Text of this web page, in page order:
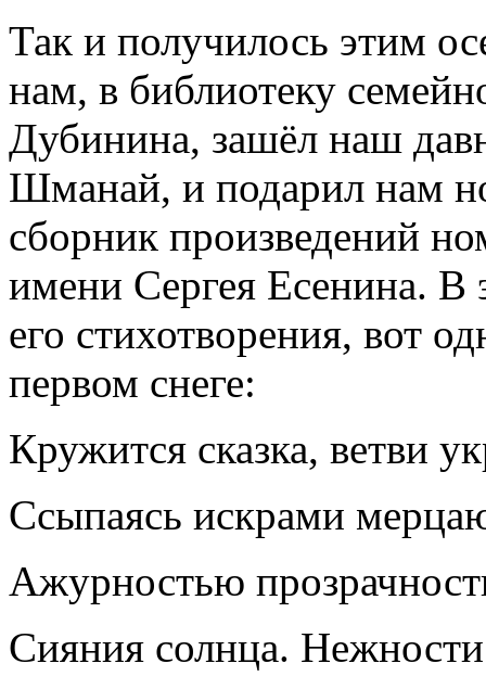
Так и получилось этим
нам, в библиотеку
Дубинина, зашёл наш
Шманай, и подарил нам
сборник произведений
имени Сергея Есенина. В
его стихотворения, вот
первом снеге:
Кружится сказка, ветви
Ссыпаясь искрами
Ажурностью
Сияния солнца. Нежности